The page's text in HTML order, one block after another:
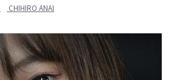
CHIHIRO ANAI